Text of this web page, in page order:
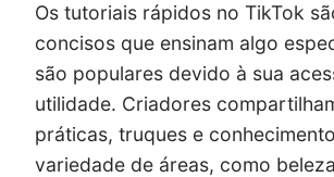
Os tutoriais rápidos no TikTok
concisos que ensinam algo
são populares devido à sua
utilidade. Criadores
práticas, truques e
variedade de áreas, como